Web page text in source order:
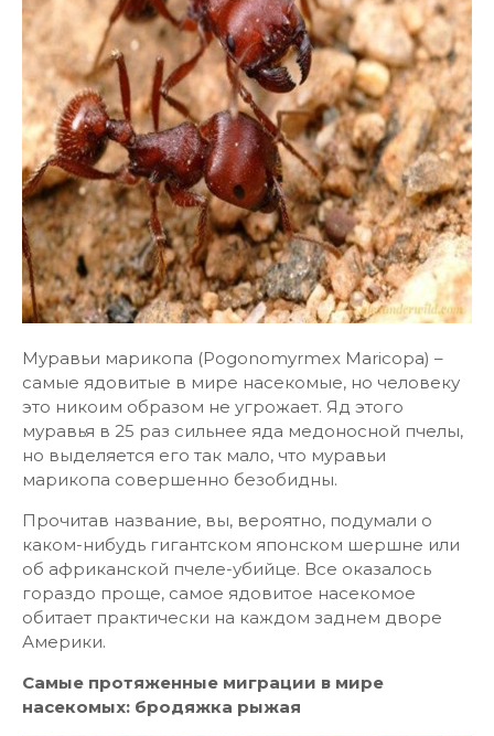
Муравьи марикопа (Pogonomyrmex Maricopa) –
самые ядовитые в мире насекомые, но человеку
это никоим образом не угрожает. Яд этого
муравья в 25 раз сильнее яда медоносной пчелы,
но выделяется его так мало, что муравьи
марикопа совершенно безобидны.
Прочитав название, вы, вероятно, подумали о
каком-нибудь гигантском японском шершне или
об африканской пчеле-убийце. Все оказалось
гораздо проще, самое ядовитое насекомое
обитает практически на каждом заднем дворе
Америки.
Самые протяженные миграции в мире
насекомых: бродяжка рыжая